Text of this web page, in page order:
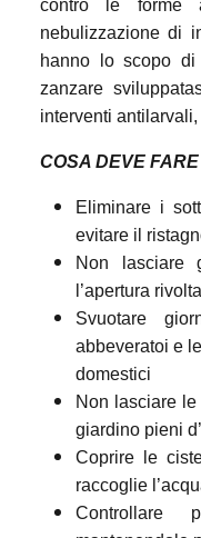
contro le forme
nebulizzazione di
hanno lo scopo
zanzare
interventi
COSA DEVE
Eliminare i
evitare il
Non lasciare
l’apertura
Svuotare
abbeveratoi e
domestici
Non lasciare
giardino pieni
Coprire le
raccoglie
Controllare